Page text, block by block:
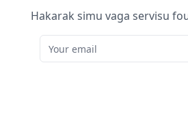
Hakarak simu vaga servisu